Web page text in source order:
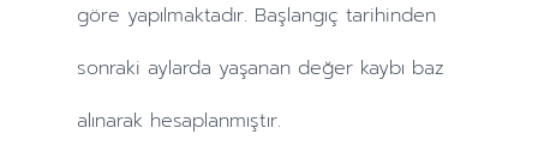
göre yapılmaktadır. Başlangıç tarihinden
sonraki aylarda yaşanan değer kaybı baz
alınarak hesaplanmıştır.